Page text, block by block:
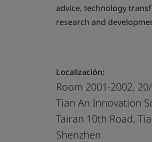
advice, technology
research and
Localización:
Room 2001-2002,
Tian An Innovation
Tairan 10th Road,
Shenzhen